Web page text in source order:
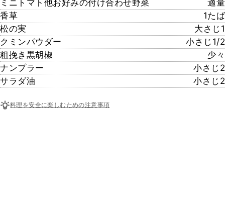
ミニトマト他お好みの付け合わせ野菜
適量
香草
1たば
松の実
大さじ1
クミンパウダー
小さじ1/2
粗挽き黒胡椒
少々
ナンプラー
小さじ2
サラダ油
小さじ2
料理を安全に楽しむための注意事項